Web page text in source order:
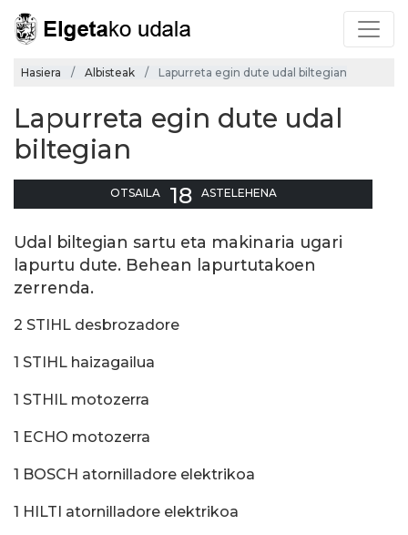
Hasiera Albisteak Lapurreta egin dute udal biltegian
Lapurreta egin dute udal
biltegian
OTSAILA 18 ASTELEHENA
Udal biltegian sartu eta makinaria ugari
lapurtu dute. Behean lapurtutakoen
zerrenda.
2 STIHL desbrozadore
1 STIHL haizagailua
1 STHIL motozerra
1 ECHO motozerra
1 BOSCH atornilladore elektrikoa
1 HILTI atornilladore elektrikoa